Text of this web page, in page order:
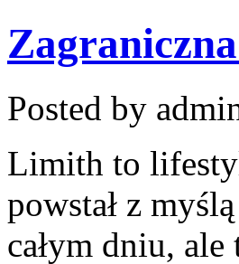
Posted by
Limith to
powstał z
całym dniu,